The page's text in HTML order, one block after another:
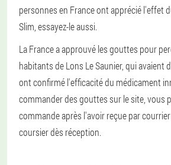
personnes en France ont apprécié l'effet
Slim, essayez-le aussi.
La France a approuvé les gouttes pour
habitants de Lons Le Saunier, qui avaient
ont confirmé l'efficacité du médicament
commander des gouttes sur le site, vous
commande après l'avoir reçue par
coursier dès réception.